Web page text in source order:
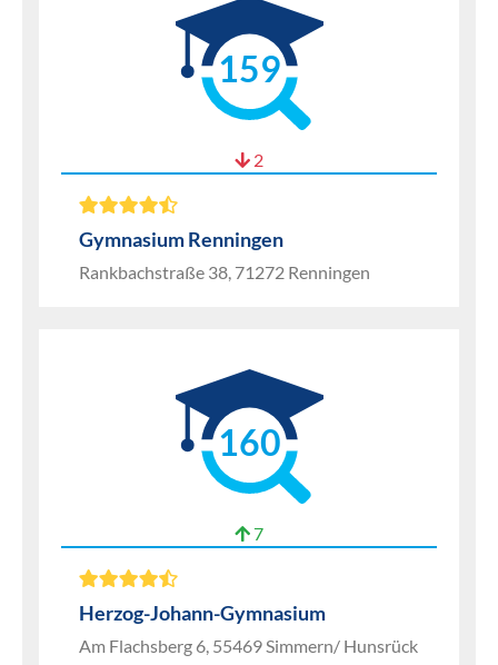
159
2
Gymnasium Renningen
Rankbachstraße 38, 71272 Renningen
160
7
Herzog-Johann-Gymnasium
Am Flachsberg 6, 55469 Simmern/ Hunsrück